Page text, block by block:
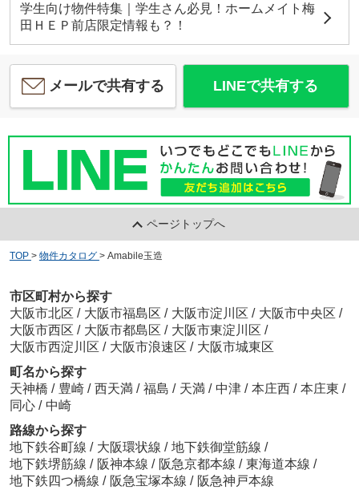
学生向け物件特集｜学生さん必見！ホームメイト梅
田ＨＥＰ前店限定情報も？！
メールで共有する LINEで共有する
ページトップへ
TOP > 物件カタログ > Amabile玉造
市区町村から探す
大阪市北区 / 大阪市福島区 / 大阪市淀川区 / 大阪市中央区 /
大阪市西区 / 大阪市都島区 / 大阪市東淀川区 /
大阪市西淀川区 / 大阪市浪速区 / 大阪市城東区
町名から探す
天神橋 / 豊崎 / 西天満 / 福島 / 天満 / 中津 / 本庄西 / 本庄東 /
同心 / 中崎
路線から探す
地下鉄谷町線 / 大阪環状線 / 地下鉄御堂筋線 /
地下鉄堺筋線 / 阪神本線 / 阪急京都本線 / 東海道本線 /
地下鉄四つ橋線 / 阪急宝塚本線 / 阪急神戸本線